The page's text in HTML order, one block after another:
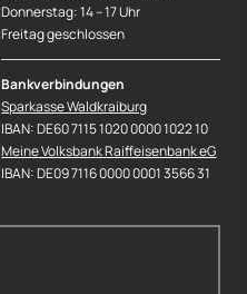
Donnerstag: 14 – 17 Uhr
Freitag geschlossen
Bankverbindungen
Sparkasse Waldkraiburg
IBAN: DE60 7115 1020 0000 1022 10
Meine Volksbank Raiffeisenbank eG
IBAN: DE09 7116 0000 0001 3566 31